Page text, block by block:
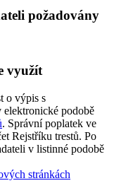
požadovány
využít
o výpis s
elektronické podobě
. Správní poplatek ve
Rejstříku trestů. Po
v listinné podobě
stránkách